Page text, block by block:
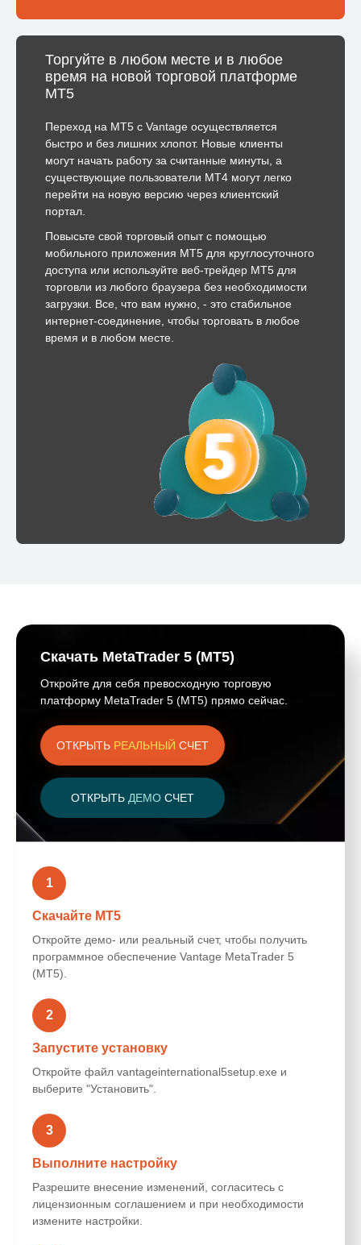
Торгуйте в любом месте и в любое
время на новой торговой платформе
MT5
Переход на MT5 с Vantage осуществляется
быстро и без лишних хлопот. Новые клиенты
могут начать работу за считанные минуты, а
существующие пользователи MT4 могут легко
перейти на новую версию через клиентский
портал.
Повысьте свой торговый опыт с помощью
мобильного приложения MT5 для круглосуточного
доступа или используйте веб-трейдер MT5 для
торговли из любого браузера без необходимости
загрузки. Все, что вам нужно, - это стабильное
интернет-соединение, чтобы торговать в любое
время и в любом месте.
Скачать MetaTrader 5 (MT5)
Откройте для себя превосходную торговую
платформу MetaTrader 5 (MT5) прямо сейчас.
ОТКРЫТЬ РЕАЛЬНЫЙ СЧЕТ
ОТКРЫТЬ ДЕМО СЧЕТ
1
Скачайте MT5
Откройте демо- или реальный счет, чтобы получить
программное обеспечение Vantage MetaTrader 5
(MT5).
2
Запустите установку
Откройте файл vantageinternational5setup.exe и
выберите "Установить".
3
Выполните настройку
Разрешите внесение изменений, согласитесь с
лицензионным соглашением и при необходимости
измените настройки.